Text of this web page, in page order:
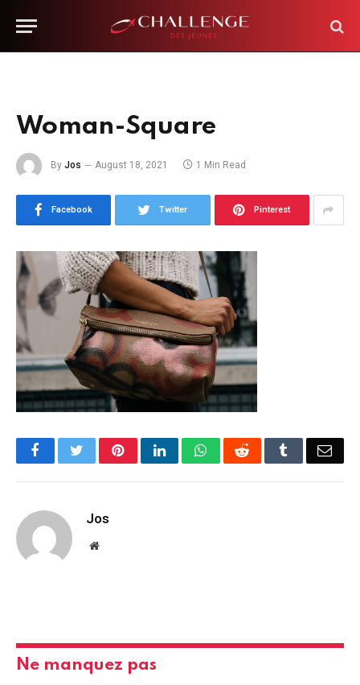
Woman-Square
By Jos August 18, 2021 1 Min Read
Facebook Twitter Pinterest
FacebookTwitterPinterestLinkedInWhatsAppReddit Tumblr
Jos
Website
Ne manquez pas